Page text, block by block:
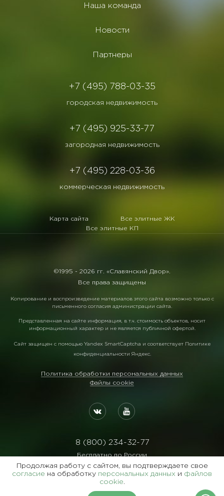
Наша команда
Новости
Партнеры
+7 (495) 788-03-35
городская недвижимость
+7 (495) 925-33-77
загородная недвижимость
+7 (495) 228-03-36
коммерческая недвижимость
Карта сайта
Все элитные ЖК
Все элитные КП
©1995 - 2026 гг. «Славянский Двор».
Все права защищены
Копирование и воспроизведение материалов этого сайта возможно только с
письменного согласия администрации сайта.
Представленная на сайте информация, в т.ч. стоимость объектов, носит
информационный характер и не является публичной офертой.
Сайт защищен с помощью Yandex SmartCaptcha и соответствует Политике
конфиденциальности Яндекс.
Политика обработки персональных данных
Файлы cookie
8 (800) 234-32-77
Бесплатно по России
Реквизиты:
ООО Агентство "Славянский Двор"
Продолжая работу с сайтом, вы подтверждаете свое
согласие на обработку персональных данных и файлов
cookie.